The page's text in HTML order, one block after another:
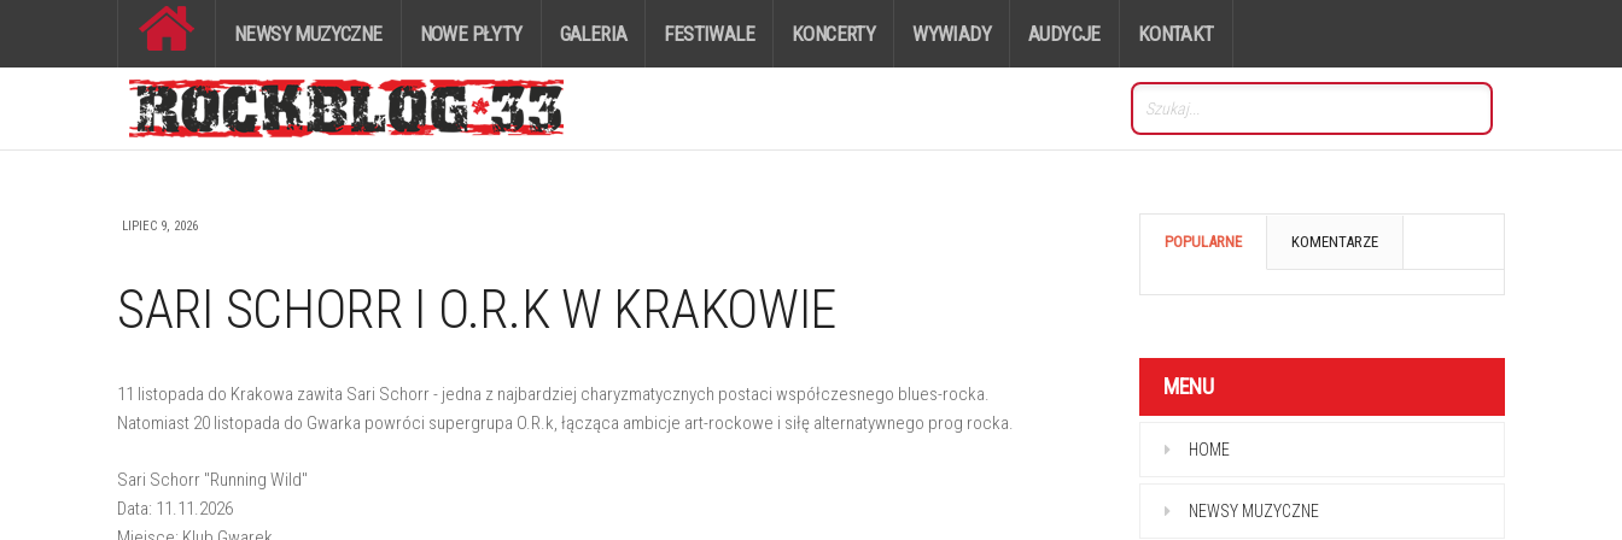
NEWSY MUZYCZNE NOWE PŁYTY GALERIA FESTIWALE KONCERTY WYWIADY AUDYCJE KONTAKT
LIPIEC 9, 2026
SARI SCHORR I O.R.K W KRAKOWIE
11 listopada do Krakowa zawita Sari Schorr - jedna z najbardziej charyzmatycznych postaci współczesnego blues-rocka.
Natomiast 20 listopada do Gwarka powróci supergrupa O.R.k, łącząca ambicje art-rockowe i siłę alternatywnego prog rocka.
Sari Schorr "Running Wild"
Data: 11.11.2026
POPULARNE KOMENTARZE
MENU
HOME
NEWSY MUZYCZNE